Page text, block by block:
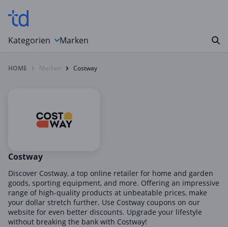
Kategorien
Auto, Motorrad & Werkzeuge
Computer & Elektronik
Essen & Trinken
Foto, Druck & Büro
Gaming & Spielzeug
Garten, Haushalt & Tiere
Gesundheit & Beauty
Marken
HOME Marken Costway
Costway
Discover Costway, a top online retailer for home and garden
goods, sporting equipment, and more. Offering an impressive
range of high-quality products at unbeatable prices, make
your dollar stretch further. Use Costway coupons on our
website for even better discounts. Upgrade your lifestyle
without breaking the bank with Costway!